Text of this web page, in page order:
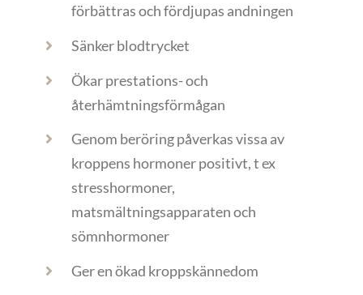
förbättras och fördjupas andningen
Sänker blodtrycket
Ökar prestations- och
återhämtningsförmågan
Genom beröring påverkas vissa av
kroppens hormoner positivt, t ex
stresshormoner,
matsmältningsapparaten och
sömnhormoner
Ger en ökad kroppskännedom